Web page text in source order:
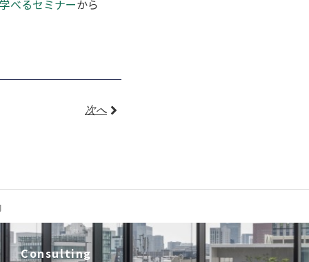
べるセミナーから
次へ
Consulting